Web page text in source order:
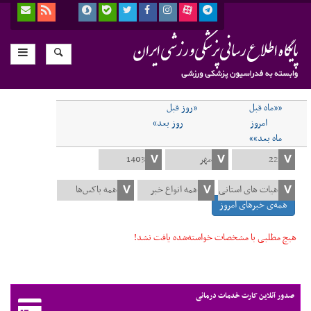
««ماه قبل
«روز قبل
امروز
روز بعد»
ماه بعد»»
همه‌ی خبرهای امروز
هیچ مطلبی با مشخصات خواسته‌شده یافت نشد!
صدور آنلاین کارت خدمات درمانی